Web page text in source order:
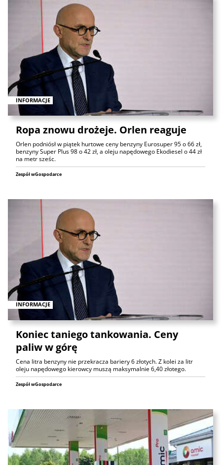
INFORMACJE
Ropa znowu drożeje. Orlen reaguje
Orlen podniósł w piątek hurtowe ceny benzyny Eurosuper 95 o 66 zł,
benzyny Super Plus 98 o 42 zł, a oleju napędowego Ekodiesel o 44 zł
na metr sześc.
Zespół wGospodarce
INFORMACJE
Koniec taniego tankowania. Ceny
paliw w górę
Cena litra benzyny nie przekracza bariery 6 złotych. Z kolei za litr
oleju napędowego kierowcy muszą maksymalnie 6,40 złotego.
Zespół wGospodarce